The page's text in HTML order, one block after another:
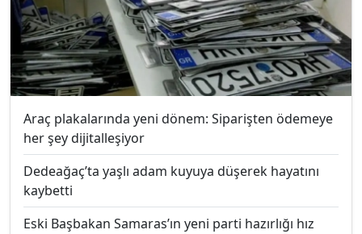
Araç plakalarında yeni dönem: Siparişten ödemeye
her şey dijitalleşiyor
Dedeağaç’ta yaşlı adam kuyuya düşerek hayatını
kaybetti
Eski Başbakan Samaras’ın yeni parti hazırlığı hız